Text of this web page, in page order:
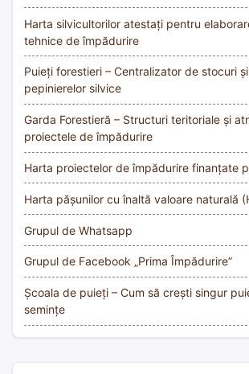
Harta silvicultorilor atestați pentru
tehnice de împădurire
Puieți forestieri – Centralizator de stocuri
pepinierelor silvice
Garda Forestieră – Structuri teritoriale și
proiectele de împădurire
Harta proiectelor de împădurire finanțate
Harta pășunilor cu înaltă valoare naturală
Grupul de Whatsapp
Grupul de Facebook „Prima Împădurire”
Școala de puieți – Cum să crești singur
semințe